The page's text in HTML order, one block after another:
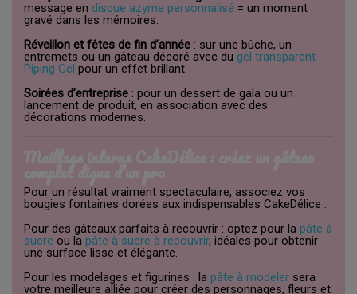
message en disque azyme personnalisé = un moment
gravé dans les mémoires.
Réveillon et fêtes de fin d’année : sur une bûche, un
entremets ou un gâteau décoré avec du gel transparent
Piping Gel pour un effet brillant.
Soirées d’entreprise : pour un dessert de gala ou un
lancement de produit, en association avec des
décorations modernes.
Pour un résultat vraiment spectaculaire, associez vos
bougies fontaines dorées aux indispensables CakeDélice :
Pour des gâteaux parfaits à recouvrir : optez pour la pâte à
sucre ou la pâte à sucre à recouvrir, idéales pour obtenir
une surface lisse et élégante.
Pour les modelages et figurines : la pâte à modeler sera
votre meilleure alliée pour créer des personnages, fleurs et